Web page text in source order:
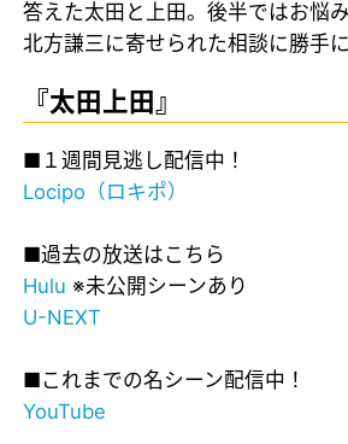
答えた太田と上田。後半ではお悩
北方謙三に寄せられた相談に勝手に
『太田上田』
■１週間見逃し配信中！
Locipo（ロキポ）
■過去の放送はこちら
Hulu ※未公開シーンあり
U-NEXT
■これまでの名シーン配信中！
YouTube